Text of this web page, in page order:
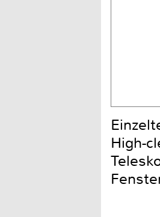
High-